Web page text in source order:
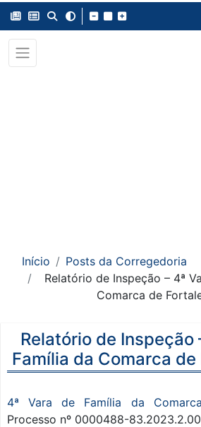
Início
Posts da Corregedoria
Relatório de Inspeção – 4ª
Comarca de
Relatório de Inspeção
Família da Comarca
4ª Vara de Família da
Processo nº 0000488-